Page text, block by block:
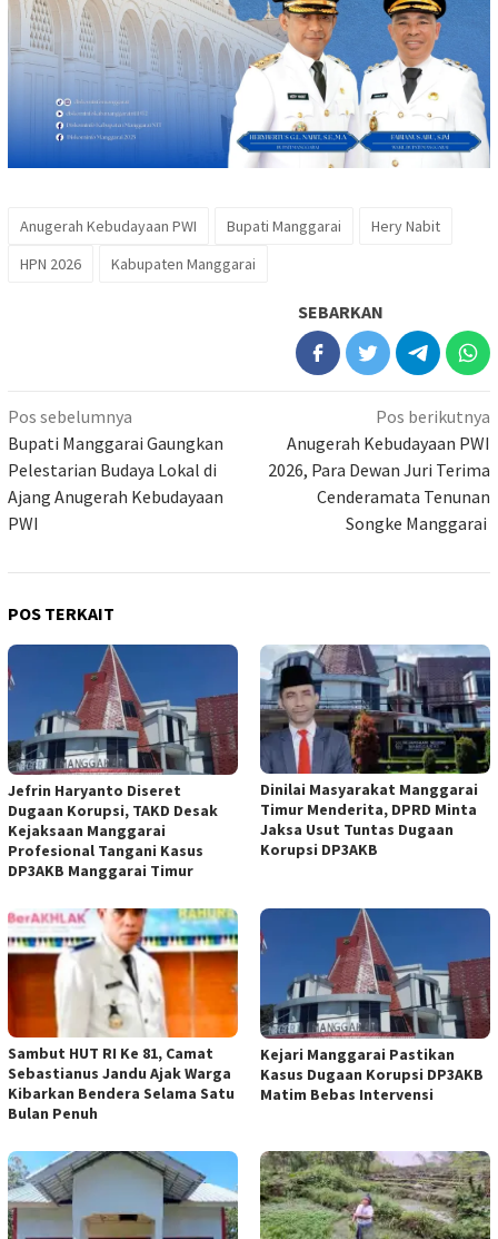
Anugerah Kebudayaan PWI Bupati Manggarai
Hery Nabit
HPN 2026
Kabupaten Manggarai
SEBARKAN
Navigasi
pos
Pos sebelumnya
Bupati Manggarai Gaungkan
Pelestarian Budaya Lokal di
Ajang Anugerah Kebudayaan
PWI
Pos berikutnya
Anugerah Kebudayaan PWI
2026, Para Dewan Juri Terima
Cenderamata Tenunan
Songke Manggarai
POS TERKAIT
Jefrin Haryanto Diseret
Dugaan Korupsi, TAKD Desak
Kejaksaan Manggarai
Profesional Tangani Kasus
DP3AKB Manggarai Timur
Dinilai Masyarakat Manggarai
Timur Menderita, DPRD Minta
Jaksa Usut Tuntas Dugaan
Korupsi DP3AKB
Sambut HUT RI Ke 81, Camat
Sebastianus Jandu Ajak Warga
Kibarkan Bendera Selama Satu
Bulan Penuh
Kejari Manggarai Pastikan
Kasus Dugaan Korupsi DP3AKB
Matim Bebas Intervensi